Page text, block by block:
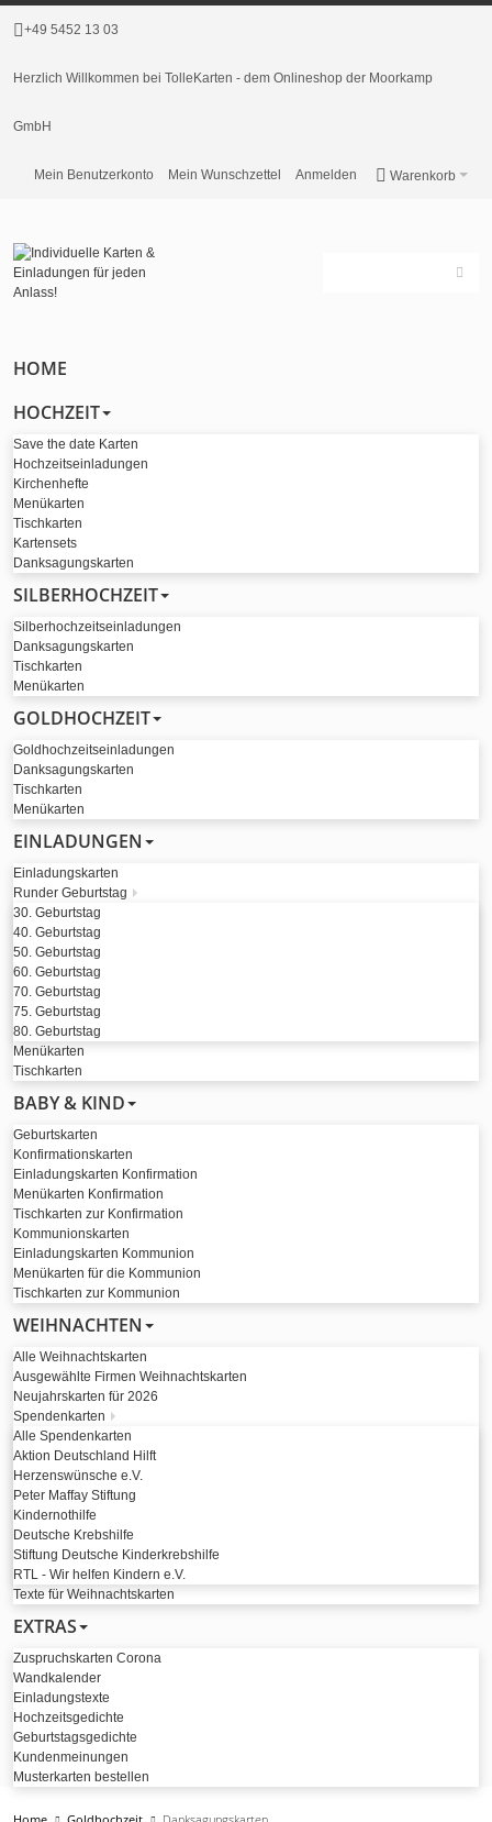
+49 5452 13 03
Herzlich Willkommen bei TolleKarten - dem Onlineshop der Moorkamp
GmbH
Warenkorb
Mein Benutzerkonto Mein Wunschzettel Anmelden
HOME
HOCHZEIT
Save the date Karten
Hochzeitseinladungen
Kirchenhefte
Menükarten
Tischkarten
Kartensets
Danksagungskarten
SILBERHOCHZEIT
Silberhochzeitseinladungen
Danksagungskarten
Tischkarten
Menükarten
GOLDHOCHZEIT
Goldhochzeitseinladungen
Danksagungskarten
Tischkarten
Menükarten
EINLADUNGEN
Einladungskarten
Runder Geburtstag
30. Geburtstag
40. Geburtstag
50. Geburtstag
60. Geburtstag
70. Geburtstag
75. Geburtstag
80. Geburtstag
Menükarten
Tischkarten
BABY & KIND
Geburtskarten
Konfirmationskarten
Einladungskarten Konfirmation
Menükarten Konfirmation
Tischkarten zur Konfirmation
Kommunionskarten
Einladungskarten Kommunion
Menükarten für die Kommunion
Tischkarten zur Kommunion
WEIHNACHTEN
Alle Weihnachtskarten
Ausgewählte Firmen Weihnachtskarten
Neujahrskarten für 2026
Spendenkarten
Alle Spendenkarten
Aktion Deutschland Hilft
Herzenswünsche e.V.
Peter Maffay Stiftung
Kindernothilfe
Deutsche Krebshilfe
Stiftung Deutsche Kinderkrebshilfe
RTL - Wir helfen Kindern e.V.
Texte für Weihnachtskarten
EXTRAS
Zuspruchskarten Corona
Wandkalender
Einladungstexte
Hochzeitsgedichte
Geburtstagsgedichte
Kundenmeinungen
Musterkarten bestellen